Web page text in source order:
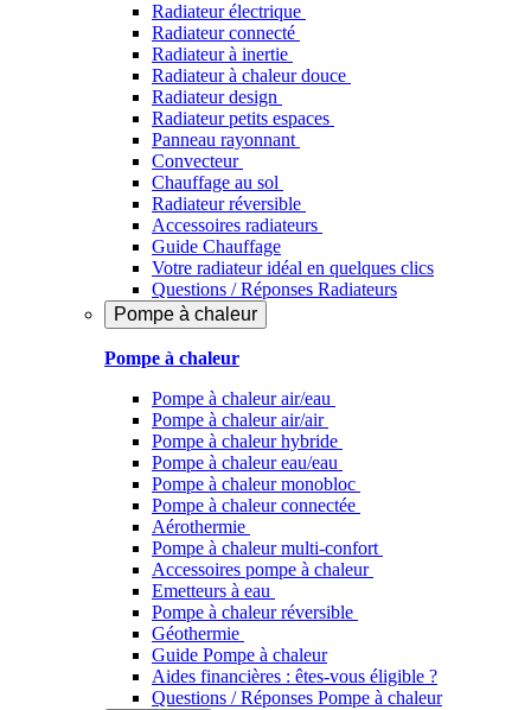
Radiateur électrique
Radiateur connecté
Radiateur à inertie
Radiateur à chaleur douce
Radiateur design
Radiateur petits espaces
Panneau rayonnant
Convecteur
Chauffage au sol
Radiateur réversible
Accessoires radiateurs
Guide Chauffage
Votre radiateur idéal en quelques clics
Questions / Réponses Radiateurs
Pompe à chaleur
Pompe à chaleur
Pompe à chaleur air/eau
Pompe à chaleur air/air
Pompe à chaleur hybride
Pompe à chaleur​ eau/eau
Pompe à chaleur monobloc
Pompe à chaleur connectée
Aérothermie
Pompe à chaleur multi-confort
Accessoires pompe à chaleur
Emetteurs à eau
Pompe à chaleur réversible
Géothermie
Guide Pompe à chaleur
Aides financières : êtes-vous éligible ?
Questions / Réponses Pompe à chaleur